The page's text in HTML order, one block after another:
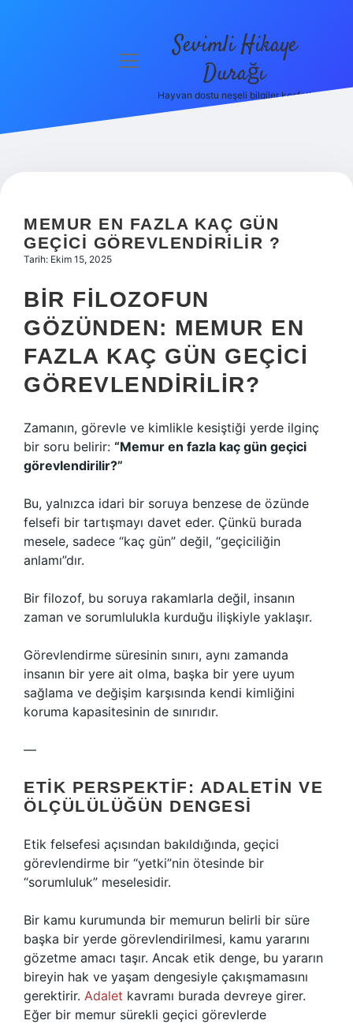
Hakkımızda
menüyü
Sevimli Hikaye
Durağı
Hayvan dostu neşeli bilgiler keşfet!
MEMUR EN FAZLA KAÇ GÜN
GEÇICI GÖREVLENDIRILIR ?
Tarih: Ekim 15, 2025
BIR FILOZOFUN
GÖZÜNDEN: MEMUR EN
FAZLA KAÇ GÜN GEÇICI
GÖREVLENDIRILIR?
Zamanın, görevle ve kimlikle kesiştiği yerde ilginç
bir soru belirir: “Memur en fazla kaç gün geçici
görevlendirilir?”
Bu, yalnızca idari bir soruya benzese de özünde
felsefi bir tartışmayı davet eder. Çünkü burada
mesele, sadece “kaç gün” değil, “geçiciliğin
anlamı”dır.
Bir filozof, bu soruya rakamlarla değil, insanın
zaman ve sorumlulukla kurduğu ilişkiyle yaklaşır.
Görevlendirme süresinin sınırı, aynı zamanda
insanın bir yere ait olma, başka bir yere uyum
sağlama ve değişim karşısında kendi kimliğini
koruma kapasitesinin de sınırıdır.
—
ETIK PERSPEKTIF: ADALETIN VE
ÖLÇÜLÜLÜĞÜN DENGESI
Etik felsefesi açısından bakıldığında, geçici
görevlendirme bir “yetki”nin ötesinde bir
“sorumluluk” meselesidir.
Bir kamu kurumunda bir memurun belirli bir süre
başka bir yerde görevlendirilmesi, kamu yararını
gözetme amacı taşır. Ancak etik denge, bu yararın
bireyin hak ve yaşam dengesiyle çakışmamasını
gerektirir. Adalet kavramı burada devreye girer.
Eğer bir memur sürekli geçici görevlerde